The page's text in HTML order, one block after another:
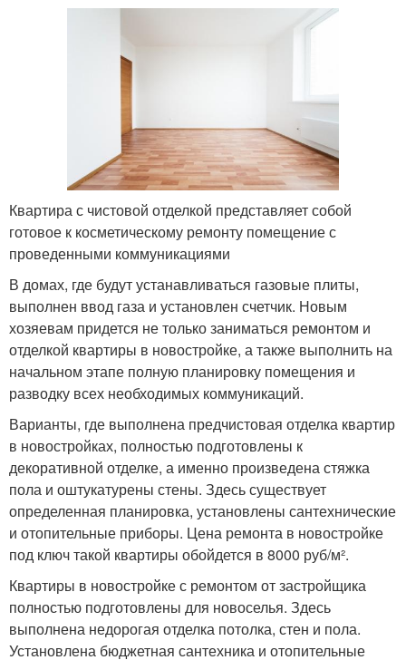
Квартира с чистовой отделкой представляет собой
готовое к косметическому ремонту помещение с
проведенными коммуникациями
В домах, где будут устанавливаться газовые плиты,
выполнен ввод газа и установлен счетчик. Новым
хозяевам придется не только заниматься ремонтом и
отделкой квартиры в новостройке, а также выполнить на
начальном этапе полную планировку помещения и
разводку всех необходимых коммуникаций.
Варианты, где выполнена предчистовая отделка квартир
в новостройках, полностью подготовлены к
декоративной отделке, а именно произведена стяжка
пола и оштукатурены стены. Здесь существует
определенная планировка, установлены сантехнические
и отопительные приборы. Цена ремонта в новостройке
под ключ такой квартиры обойдется в 8000 руб/м².
Квартиры в новостройке с ремонтом от застройщика
полностью подготовлены для новоселья. Здесь
выполнена недорогая отделка потолка, стен и пола.
Установлена бюджетная сантехника и отопительные